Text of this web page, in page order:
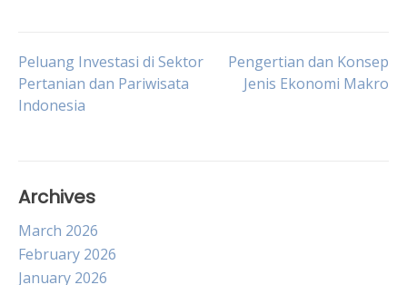
Post
navigation
Peluang Investasi di Sektor
Pertanian dan Pariwisata
Indonesia
Pengertian dan Konsep
Jenis Ekonomi Makro
Archives
March 2026
February 2026
January 2026